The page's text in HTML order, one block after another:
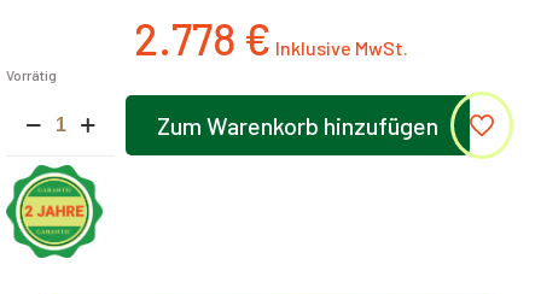
2.778 €
Vorrätig
Dreirad
Lenkrad
Modell
KH06
Zum Warenkorb hinzufügen
Alternative: